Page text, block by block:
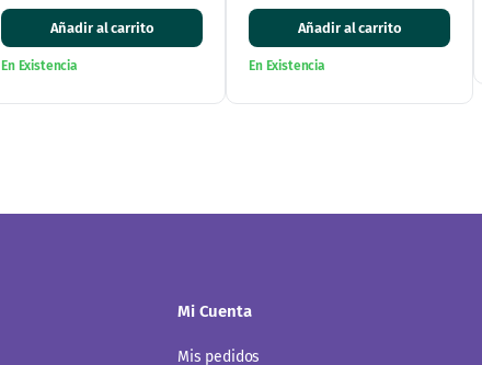
Añadir al carrito
En Existencia
Añadir al carrito
En Existencia
Mi Cuenta
Mis pedidos